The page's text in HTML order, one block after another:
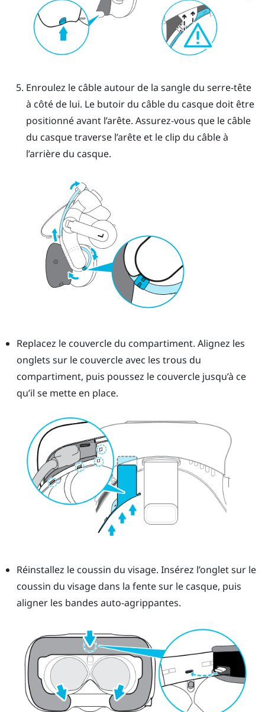
Enroulez le câble autour de la sangle du serre-tête
à côté de lui. Le butoir du câble du casque doit être
positionné avant l’arête. Assurez-vous que le câble
du casque traverse l’arête et le clip du câble à
l’arrière du casque.
Replacez le couvercle du compartiment. Alignez les
onglets sur le couvercle avec les trous du
compartiment, puis poussez le couvercle jusqu’à ce
qu’il se mette en place.
Réinstallez le coussin du visage. Insérez l’onglet sur le
coussin du visage dans la fente sur le casque, puis
aligner les bandes auto-agrippantes.